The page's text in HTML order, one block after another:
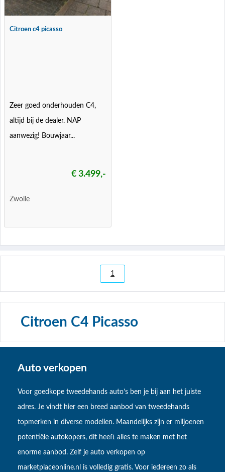
Citroen c4 picasso
Zeer goed onderhouden C4,
altijd bij de dealer. NAP
aanwezig! Bouwjaar...
€ 3.499,-
Zwolle
1
Citroen C4 Picasso
Auto verkopen
Voor goedkope tweedehands auto’s ben je bij aan het juiste
adres. Je vindt hier een breed aanbod van tweedehands
topmerken in diverse modellen. Maandelijks zijn er miljoenen
potentiële autokopers, dit heeft alles te maken met het
enorme aanbod. Zelf je auto verkopen op
marketplaceonline.nl is volledig gratis. Voor iedereen zo als